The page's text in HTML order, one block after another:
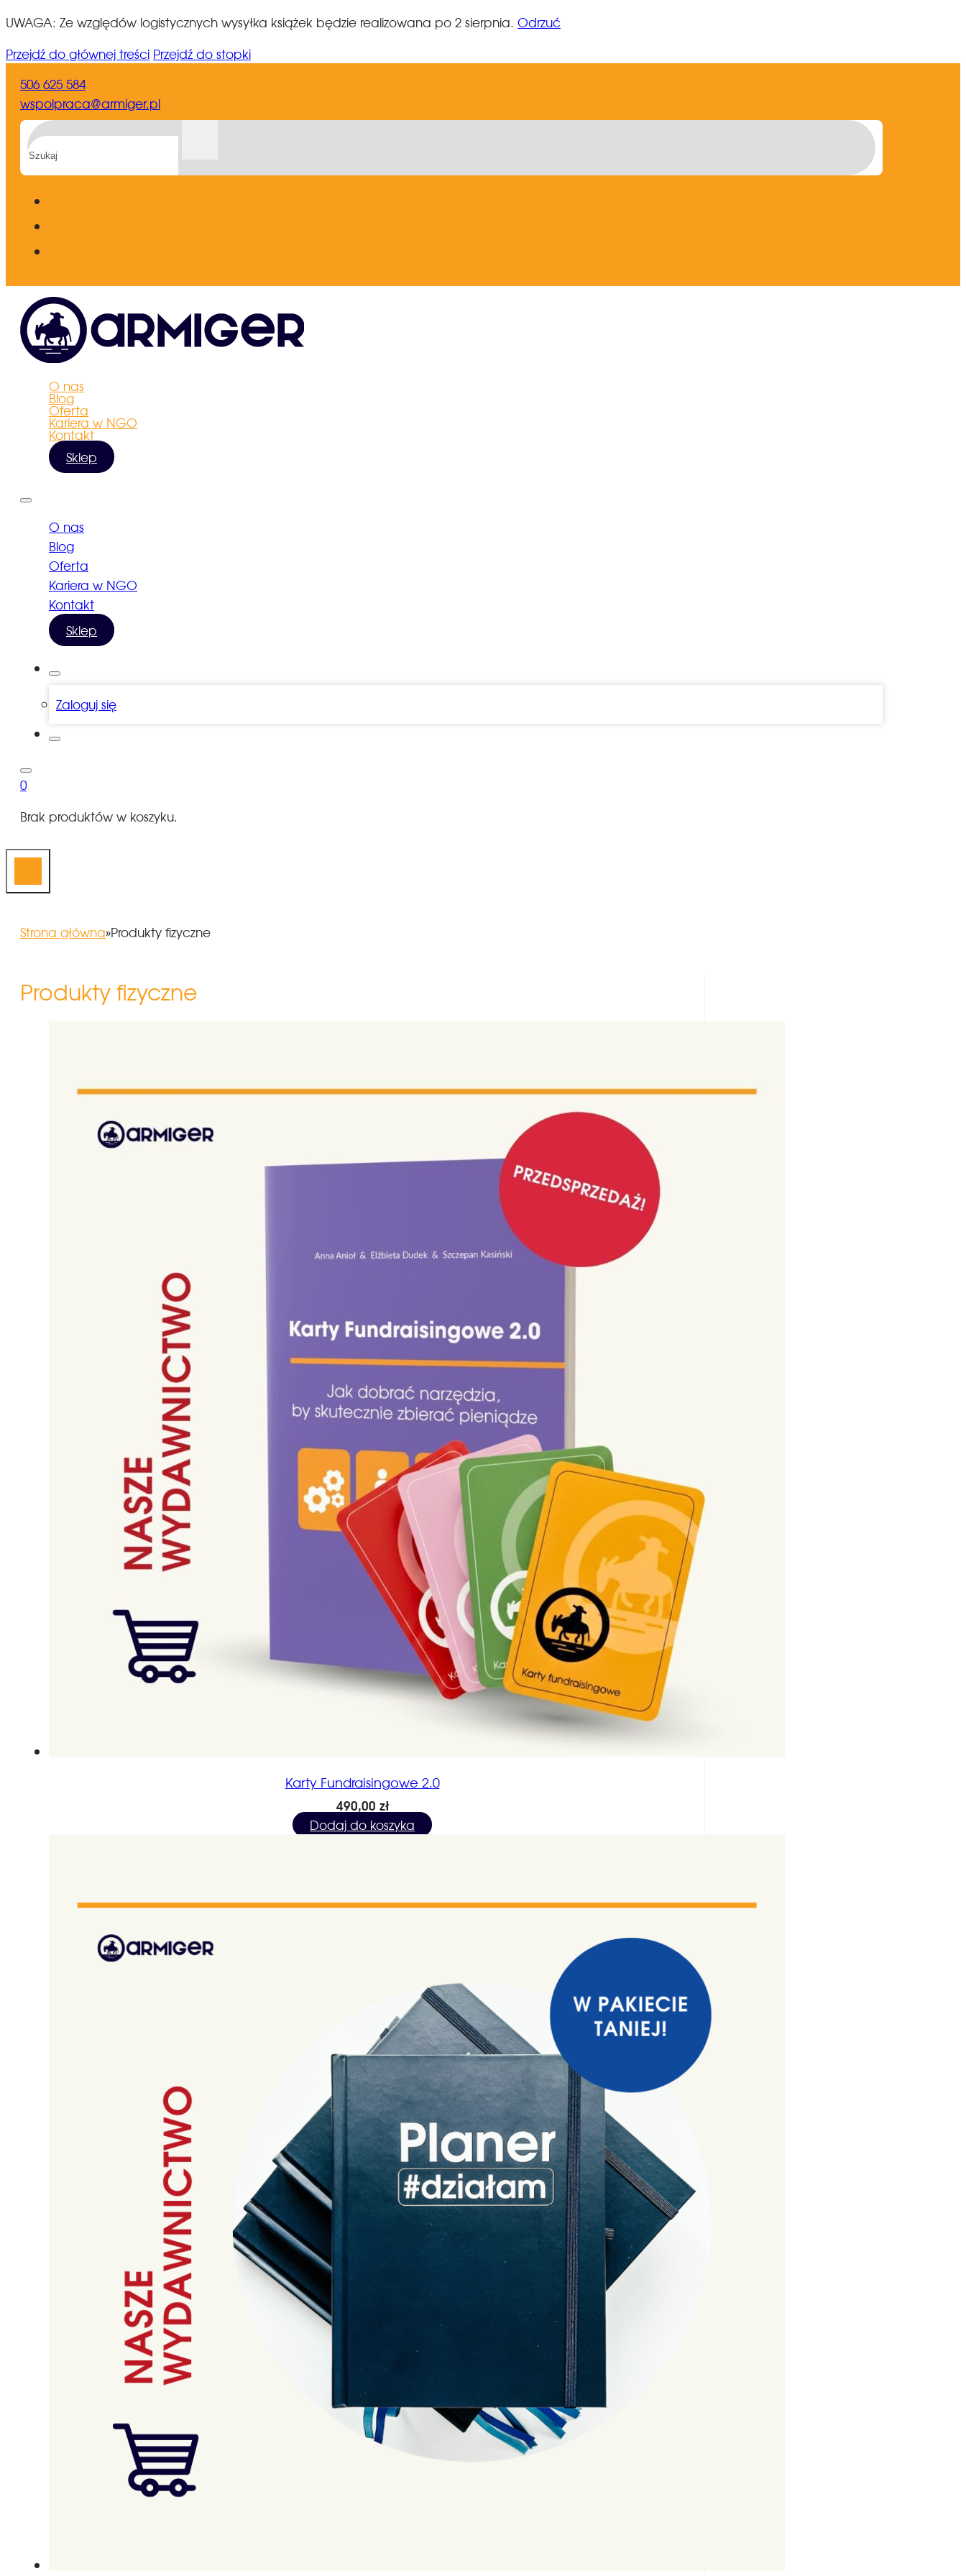
UWAGA: Ze względów logistycznych wysyłka książek będzie realizowana po 2 sierpnia. Odrzuć
Przejdź do głównej treści Przejdź do stopki
506 625 584
wspolpraca@armiger.pl
Szukaj
O nas
Blog
Oferta
Kariera w NGO
Kontakt
Sklep
O nas
Blog
Oferta
Kariera w NGO
Kontakt
Sklep
Zaloguj się
0
Brak produktów w koszyku.
Strona główna»Produkty fizyczne
Produkty fizyczne
Karty Fundraisingowe 2.0
490,00 zł
Dodaj do koszyka